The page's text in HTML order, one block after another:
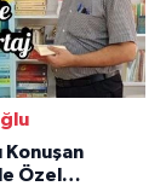
Konuşan
Özel